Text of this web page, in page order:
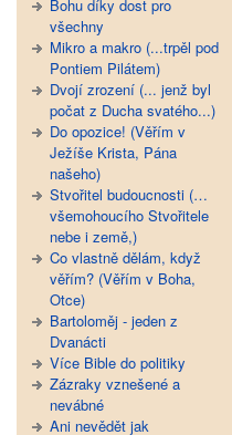
Bohu díky dost pro
všechny
Mikro a makro (...trpěl pod
Pontiem Pilátem)
Dvojí zrození (... jenž byl
počat z Ducha svatého...)
Do opozice! (Věřím v
Ježíše Krista, Pána
našeho)
Stvořitel budoucnosti (…
všemohoucího Stvořitele
nebe i země,)
Co vlastně dělám, když
věřím? (Věřím v Boha,
Otce)
Bartoloměj - jeden z
Dvanácti
Více Bible do politiky
Zázraky vznešené a
nevábné
Ani nevědět jak